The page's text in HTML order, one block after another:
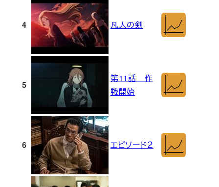
4 凡人の剣
5
第11話 作
戦開始
6 エピソード２